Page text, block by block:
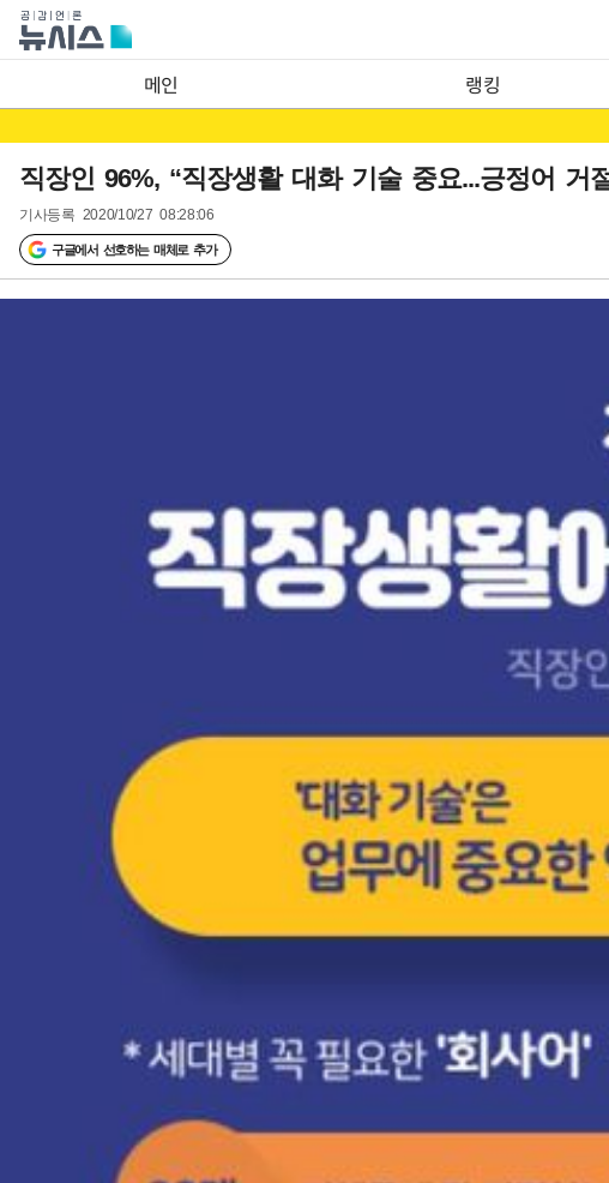
메인 랭킹
직장인 96%, “직장생활 대화 기술 중요...긍정어 거
기사등록 2020/10/27 08:28:06
구글에서 선호하는 매체로 추가